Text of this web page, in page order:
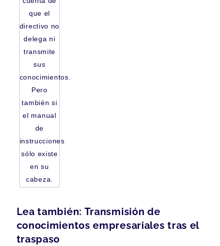
que el
directivo no
delega ni
transmite
sus
conocimientos.
Pero
también si
el manual
de
instrucciones
sólo existe
en su
cabeza.
Lea también: Transmisión de
conocimientos empresariales tras el
traspaso